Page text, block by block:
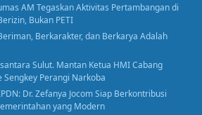
AM Tegaskan Aktivitas Pertambangan di
Bukan PETI
Berkarakter, dan Berkarya Adalah
Sulut. Mantan Ketua HMI Cabang
Perangi Narkoba
Dr. Zefanya Jocom Siap Berkontribusi
yang Modern